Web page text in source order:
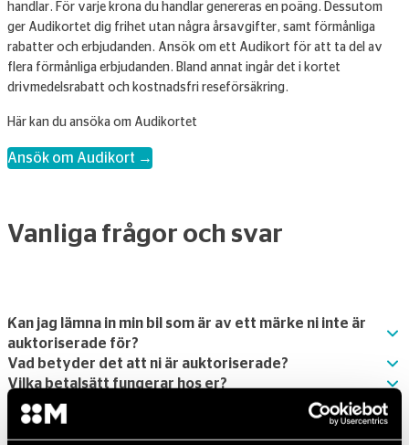
handlar. För varje krona du handlar genereras en poäng. Dessutom
ger Audikortet dig frihet utan några årsavgifter, samt förmånliga
rabatter och erbjudanden. Ansök om ett Audikort för att ta del av
flera förmånliga erbjudanden. Bland annat ingår det i kortet
drivmedelsrabatt och kostnadsfri reseförsäkring.
Här kan du ansöka om Audikortet
Ansök om Audikort →
Vanliga frågor och svar
Kan jag lämna in min bil som är av ett märke ni inte är
auktoriserade för?
Vad betyder det att ni är auktoriserade?
Vilka betalsätt fungerar hos er?
Gäller bilens garanti efter jag varit hos er?
Erbjuder ni lånebil?